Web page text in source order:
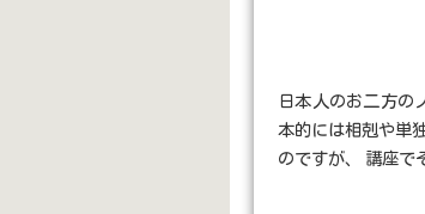
日本人のお二方の
本的には相剋や単
のですが、 講座で